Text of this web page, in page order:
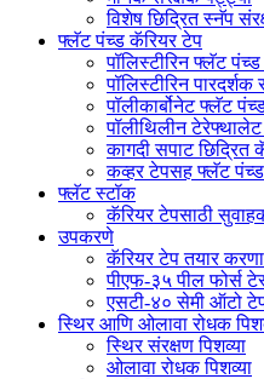
विशेष छिद्रित स्नॅप
फ्लॅट पंच्ड कॅरियर टेप
पॉलिस्टीरिन फ्लॅट
पॉलिस्टीरिन
पॉलीकार्बोनेट फ्लॅट
पॉलीथिलीन
कागदी सपाट छिद्रित
कव्हर टेपसह फ्लॅट
फ्लॅट स्टॉक
कॅरियर टेपसाठी
उपकरणे
कॅरियर टेप तयार
पीएफ-३५ पील फोर्स
एसटी-४० सेमी ऑटो
स्थिर आणि ओलावा रोधक
स्थिर संरक्षण पिशव्या
ओलावा रोधक पिशव्या